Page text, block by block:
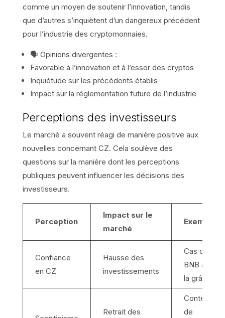
comme un moyen de soutenir l’innovation, tandis
que d’autres s’inquiètent d’un dangereux précédent
pour l’industrie des cryptomonnaies.
🗣 Opinions divergentes :
Favorable à l’innovation et à l’essor des cryptos
Inquiétude sur les précédents établis
Impact sur la réglementation future de l’industrie
Perceptions des investisseurs
Le marché a souvent réagi de manière positive aux
nouvelles concernant CZ. Cela soulève des
questions sur la manière dont les perceptions
publiques peuvent influencer les décisions des
investisseurs.
Perception
Impact sur le
marché
Exemple
Confiance
en CZ
Hausse des
investissements
Cas du
BNB après
la grâce
Retrait des
Contexte
de